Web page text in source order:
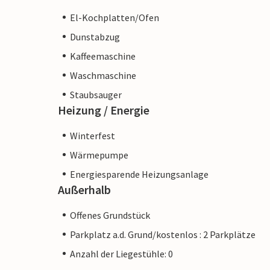
El-Kochplatten/Ofen
Dunstabzug
Kaffeemaschine
Waschmaschine
Staubsauger
Heizung / Energie
Winterfest
Wärmepumpe
Energiesparende Heizungsanlage
Außerhalb
Offenes Grundstück
Parkplatz a.d. Grund/kostenlos : 2 Parkplätze
Anzahl der Liegestühle: 0